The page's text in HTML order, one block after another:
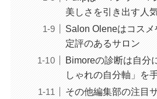
美しさを引き出す人
Salon Oleneはコス
定評のあるサロン
Bimoreの診断は自分
しゃれの自分軸」を
その他編集部の注目